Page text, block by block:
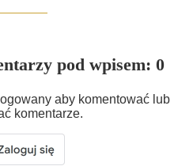
pod wpisem: 0
aby komentować lub
komentarze.